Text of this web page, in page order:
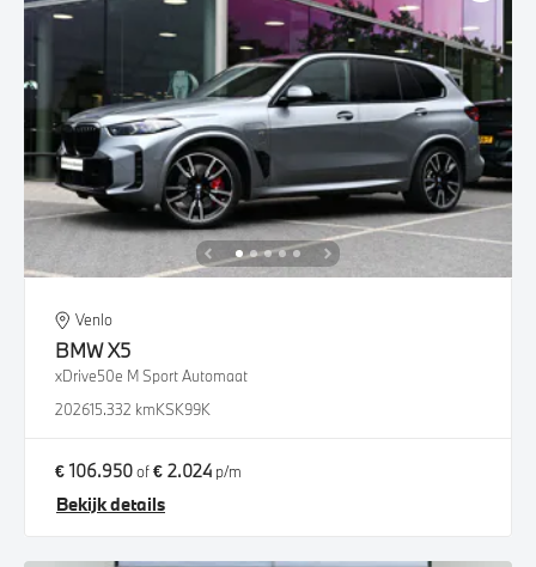
Venlo
BMWX5
xDrive50e M Sport Automaat
202615.332 kmKSK99K
€ 106.950of€ 2.024 p/m
Bekijk details